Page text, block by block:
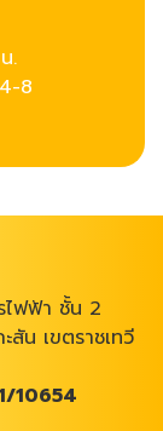
.
8
ไฟฟ้า ชั้น 2
สัน เขตราชเทวี
10654